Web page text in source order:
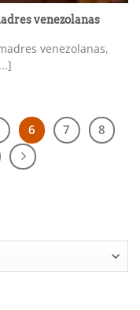
venezolanas
venezolanas,
6 7
8